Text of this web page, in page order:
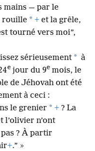
mains — par le
rouille * + et la grêle,
tourné vers moi”,
sérieusement * à
e jour du 9e mois, le
de Jéhovah ont été
à ceci :
le grenier * + ? La
l’olivier n’ont
? À partir
+.” »